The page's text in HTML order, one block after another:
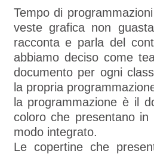
Tempo di
veste grafica non
racconta e parla del
abbiamo deciso come
documento per ogni
la propria
la programmazione è il
coloro che presentano
modo integrato.
Le copertine che